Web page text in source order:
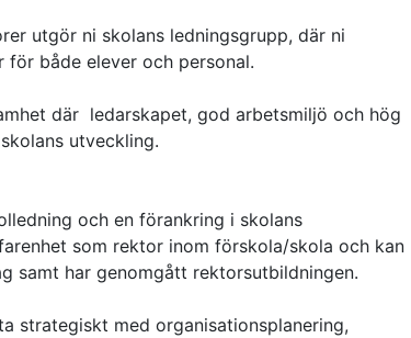
utgör ni skolans ledningsgrupp, där ni
både elever och personal.
där ledarskapet, god arbetsmiljö och hög
utveckling.
och en förankring i skolans
som rektor inom förskola/skola och kan
samt har genomgått rektorsutbildningen.
strategiskt med organisationsplanering,